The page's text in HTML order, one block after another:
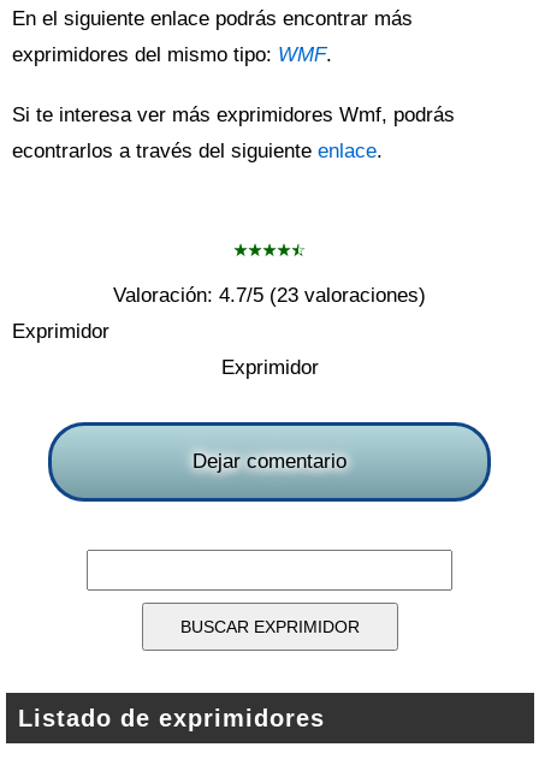
En el siguiente enlace podrás encontrar más
exprimidores del mismo tipo: WMF.
Si te interesa ver más exprimidores Wmf, podrás
econtrarlos a través del siguiente enlace.
Valoración: 4.7/5 (23 valoraciones)
Exprimidor
Exprimidor
Dejar comentario
Listado de exprimidores